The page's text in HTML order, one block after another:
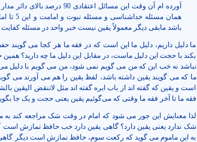
آورده ام آن وقت این مسائل
باشد مابقی دیگر معمولاً یقین نیست خبر واحد در مسئله
ما دلیل داریم، دلیل ما این است که در فقه ما هر کجا می گویند
بکند با حجت این دلیل ماست، در مقابل این دلیل ما چه دارید؟
نباشد نه خب این که من می گویم نمی شود، من می گویم با دلیل
ما که می گویند یقین داشته باشد، لفظ یقین را هم می آورند می
است و یقین که گفته اند از باب ابره گفته اند مثل لاتنقض الیقین
فقه ما تا آخر فقه ما وقتی که می‌‌گوئیم یقین یعنی حجت و یک جا
لذا معنایش این جور می شود که امام در وقت شک مراجعه کند
شک ندارد یعنی یقین دارد؟ گاهی یقین دارد خب حافظ نمازش
به این ماموم می گوید که رکعت سوم، حافظ نمازش است دیگر